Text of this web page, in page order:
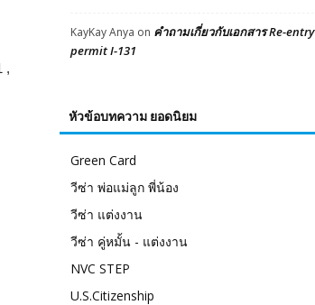
,
KayKay Anya on คำถามเกี่ยวกับเอกสาร Re-entry
permit I-131
หัวข้อบทความ ยอดนิยม
Green Card
วีซ่า พ่อแม่ลูก พี่น้อง
วีซ่า แต่งงาน
วีซ่า คู่หมั้น - แต่งงาน
NVC STEP
U.S.Citizenship